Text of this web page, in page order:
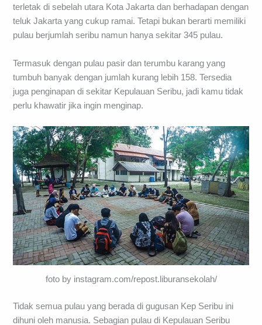
terletak di sebelah utara Kota Jakarta dan berhadapan dengan
teluk Jakarta yang cukup ramai. Tetapi bukan berarti memiliki
pulau berjumlah seribu namun hanya sekitar 345 pulau.
Termasuk dengan pulau pasir dan terumbu karang yang
tumbuh banyak dengan jumlah kurang lebih 158. Tersedia
juga penginapan di sekitar Kepulauan Seribu, jadi kamu tidak
perlu khawatir jika ingin menginap.
foto by instagram.com/repost.liburansekolah/
Tidak semua pulau yang berada di gugusan Kep Seribu ini
dihuni oleh manusia. Sebagian pulau di Kepulauan Seribu